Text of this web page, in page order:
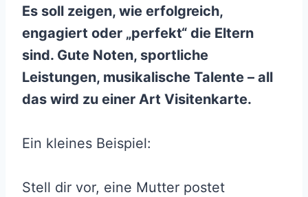
Es soll zeigen, wie erfolgreich,
engagiert oder „perfekt“ die Eltern
sind. Gute Noten, sportliche
Leistungen, musikalische Talente – all
das wird zu einer Art Visitenkarte.
Ein kleines Beispiel:
Stell dir vor, eine Mutter postet